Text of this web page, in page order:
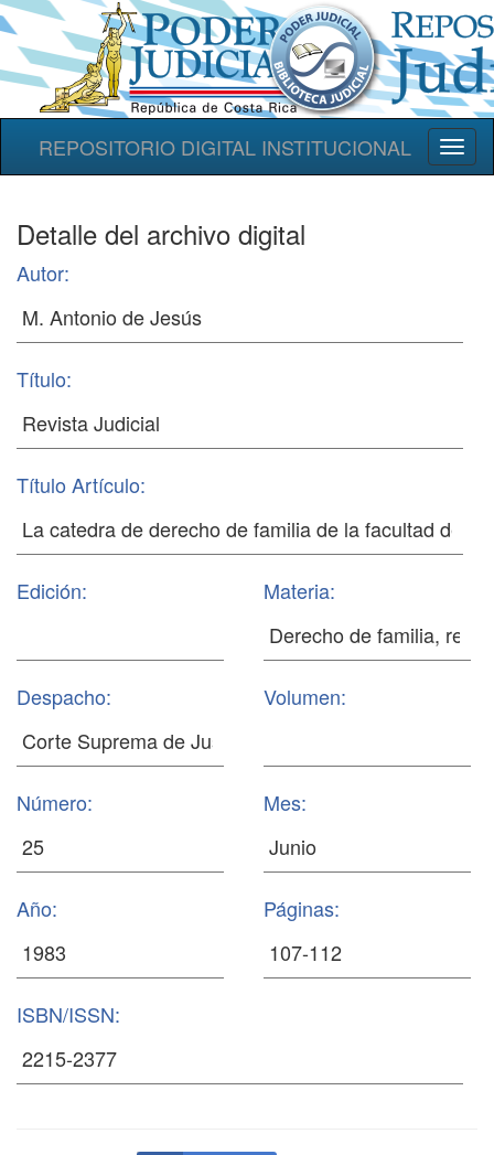
REPOSITORIO DIGITAL INSTITUCIONAL
Detalle del archivo digital
Autor:
Título:
Título Artículo:
Edición: Materia:
Despacho: Volumen:
Número: Mes:
Año: Páginas:
ISBN/ISSN: